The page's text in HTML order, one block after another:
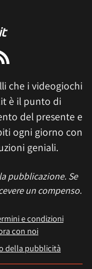
che i videogiochi
è il punto di
del presente e
ogni giorno con
geniali.
pubblicazione. Se
un compenso.
e condizioni
con noi
della pubblicità